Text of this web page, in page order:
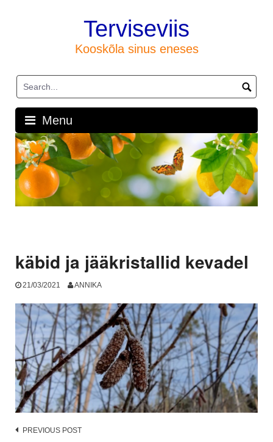
Terviseviis
Kooskõla sinus eneses
Menu
käbid ja jääkristallid kevadel
21/03/2021 ANNIKA
Post
PREVIOUS POST